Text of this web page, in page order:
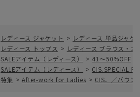
レディース ジャケット > レディース 単品ジャケ
レディース トップス > レディース ブラウス・カ
SALEアイテム（レディース） > 41～50%OFF
SALEアイテム（レディース） > CIS.SPECIAL
特集 > After-work for Ladies > CIS．／バウン